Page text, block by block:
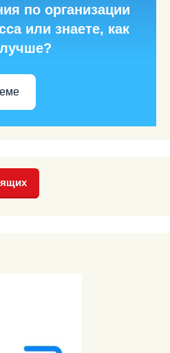
по организации
или знаете, как